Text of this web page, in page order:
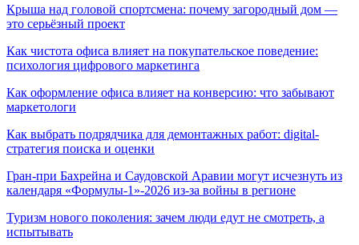
Крыша над головой спортсмена: почему загородный дом —
это серьёзный проект
Как чистота офиса влияет на покупательское поведение:
психология цифрового маркетинга
Как оформление офиса влияет на конверсию: что забывают
маркетологи
Как выбрать подрядчика для демонтажных работ: digital-
стратегия поиска и оценки
Гран-при Бахрейна и Саудовской Аравии могут исчезнуть из
календаря «Формулы-1»-2026 из-за войны в регионе
Туризм нового поколения: зачем люди едут не смотреть, а
испытывать